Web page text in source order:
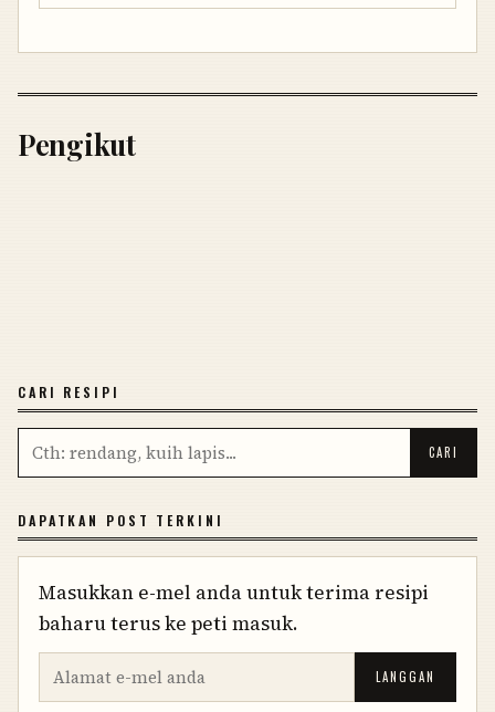
Pengikut
CARI RESIPI
DAPATKAN POST TERKINI
Masukkan e-mel anda untuk terima resipi
baharu terus ke peti masuk.
LANGGAN